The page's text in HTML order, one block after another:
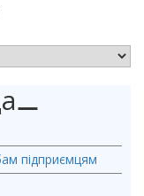
⚊
підприємцям